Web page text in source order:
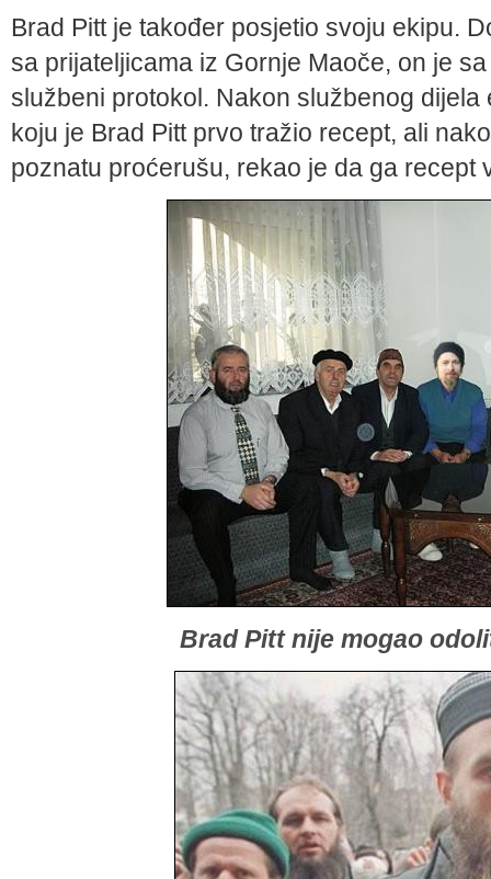
Brad Pitt je također posjetio svoju ekipu.
sa prijateljicama iz Gornje Maoče, on je
službeni protokol. Nakon službenog
koju je Brad Pitt prvo tražio recept, ali
poznatu proćerušu, rekao je da ga recept
Brad Pitt nije mogao